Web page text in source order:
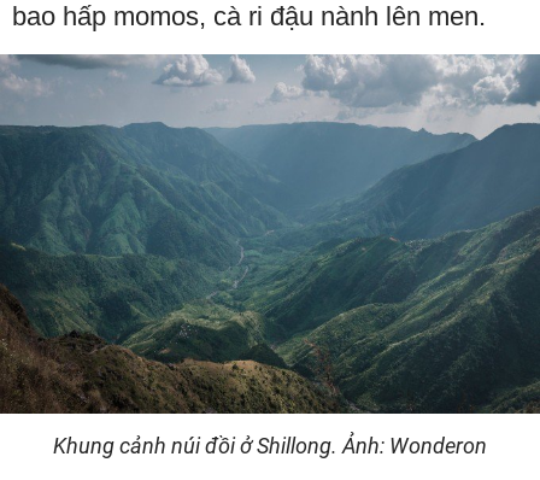
bao hấp momos, cà ri đậu nành lên men.
Khung cảnh núi đồi ở Shillong. Ảnh: Wonderon